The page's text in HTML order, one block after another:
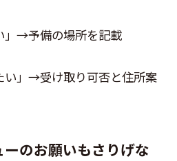
」→予備の場所を記載
い」→受け取り可否と住所案
のお願いもさりげな